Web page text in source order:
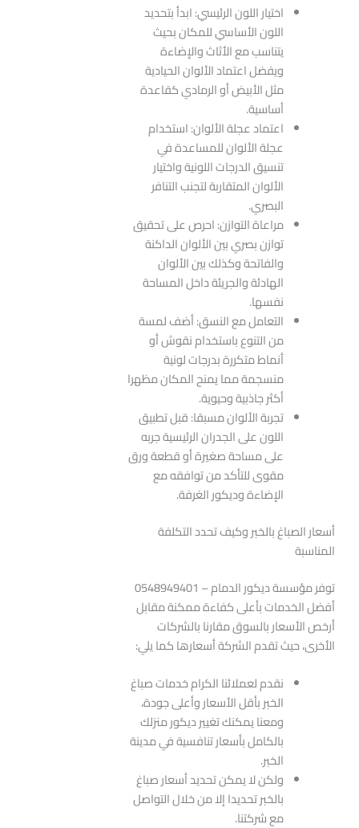
اختيار اللون الرئيسي: ابدأ بتحديد
اللون الأساسي للمكان بحيث
يتناسب مع الأثاث والإضاءة
ويفضل اعتماد الألوان الحيادية
مثل الأبيض أو الرمادي كقاعدة
أساسية.
اعتماد عجلة الألوان: استخدام
عجلة الألوان للمساعدة في
تنسيق الدرجات اللونية واختيار
الألوان المتقاربة لتجنب التنافر
البصري.
مراعاة التوازن: احرص على تحقيق
توازن بصري بين الألوان الداكنة
والفاتحة وكذلك بين الألوان
الهادئة والجريئة داخل المساحة
نفسها.
التعامل مع النسق: أضف لمسة
من التنوع باستخدام نقوش أو
أنماط متكررة بدرجات لونية
منسجمة مما يمنح المكان مظهرا
أكثر جاذبية وحيوية.
تجربة الألوان مسبقا: قبل تطبيق
اللون على الجدران الرئيسية جربه
على مساحة صغيرة أو قطعة ورق
مقوى للتأكد من توافقه مع
الإضاءة وديكور الغرفة.
أسعار الصباغ بالخبر وكيف تحدد التكلفة
المناسبة
توفر مؤسسة ديكور الدمام – 0548949401
أفضل الخدمات بأعلى كفاءة ممكنة مقابل
أرخص الأسعار بالسوق مقارنا بالشركات
الأخرى، حيث تقدم الشركة أسعارها كما يلي:
نقدم لعملائنا الكرام خدمات صباغ
الخبر بأقل الأسعار وأعلى جودة،
ومعنا يمكنك تغيير ديكور منزلك
بالكامل بأسعار تنافسية في مدينة
الخبر.
ولكن لا يمكن تحديد أسعار صباغ
بالخبر تحديدا إلا من خلال التواصل
مع شركتنا.